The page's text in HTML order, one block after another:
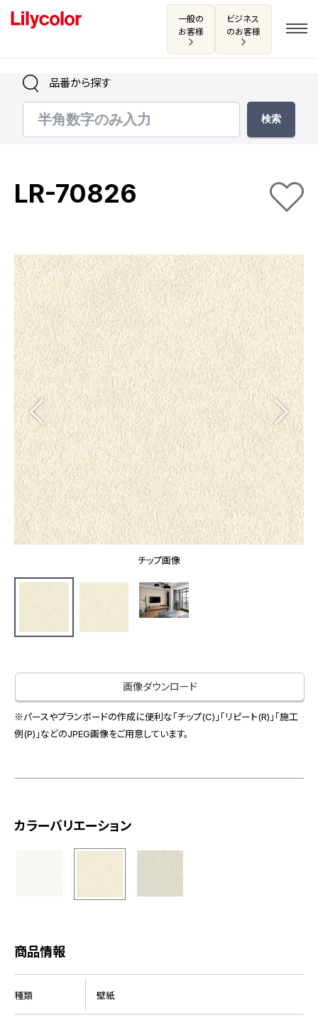
一般の
お客様
ビジネス
のお客様
ログイン・新規会員登録
お気に入り
商品を探す
商品を探す トップ
壁紙
カーテン
床材
ブランド・コレクション
Lilycolor Coordinate 着せ替えシミュレーション
カタログ一覧
カタログ一覧 トップ
壁紙
カーテン
床材
サステナブル商品
ノンワックス床タイル
壁紙機能性ガイド
施工事例
施工事例 トップ
医療・福祉施設
ホテル・オフィス・店舗
モデルハウス
新築戸建・マンション
#リリカラのある暮らし
リリカラノート
ショールーム
ショールーム トップ
東京ショールーム
大阪ショールーム
お客様サポート
お客様サポート トップ
画像ダウンロード
お役立ち資料
サンプル・カタログ請求／お問い合わせ（ビジネスのお客様）
非住宅案件に関するお問い合わせ
スペースソリューション事業
オフィスソリューション事業
会社情報
プライバシーポリシーサイトマップ
品番から探す
LR-70826
チップ画像
画像ダウンロード
※パースやプランボードの作成に便利な「チップ(C)」「リピート(R)」「施工
例(P)」などのJPEG画像をご用意しています。
カラーバリエーション
商品情報
種類 壁紙